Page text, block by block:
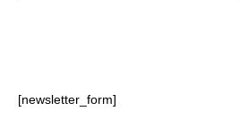
[newsletter_form]